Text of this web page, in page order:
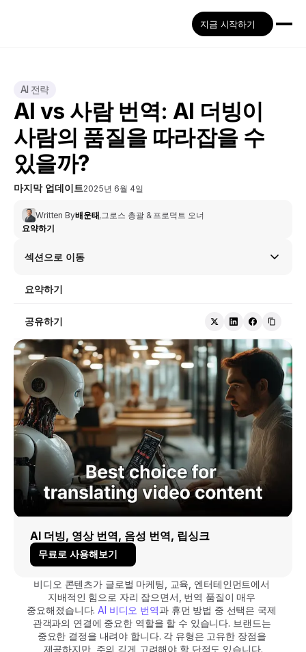
지금 시작하기
AI 전략
AI vs 사람 번역: AI 더빙이
사람의 품질을 따라잡을 수
있을까?
마지막 업데이트2025년 6월 4일
Written By배운태,그로스 총괄 & 프로덕트 오너
요약하기
섹션으로 이동
요약하기
공유하기
AI 더빙, 영상 번역, 음성 번역, 립싱크
무료로 사용해보기
비디오 콘텐츠가 글로벌 마케팅, 교육, 엔터테인먼트에서
지배적인 힘으로 자리 잡으면서, 번역 품질이 매우
중요해졌습니다. AI 비디오 번역과 휴먼 방법 중 선택은 국제
관객과의 연결에 중요한 역할을 할 수 있습니다. 브랜드는
중요한 결정을 내려야 합니다. 각 유형은 고유한 장점을
제공하지만, 주의 깊게 고려해야 할 단점도 있습니다.